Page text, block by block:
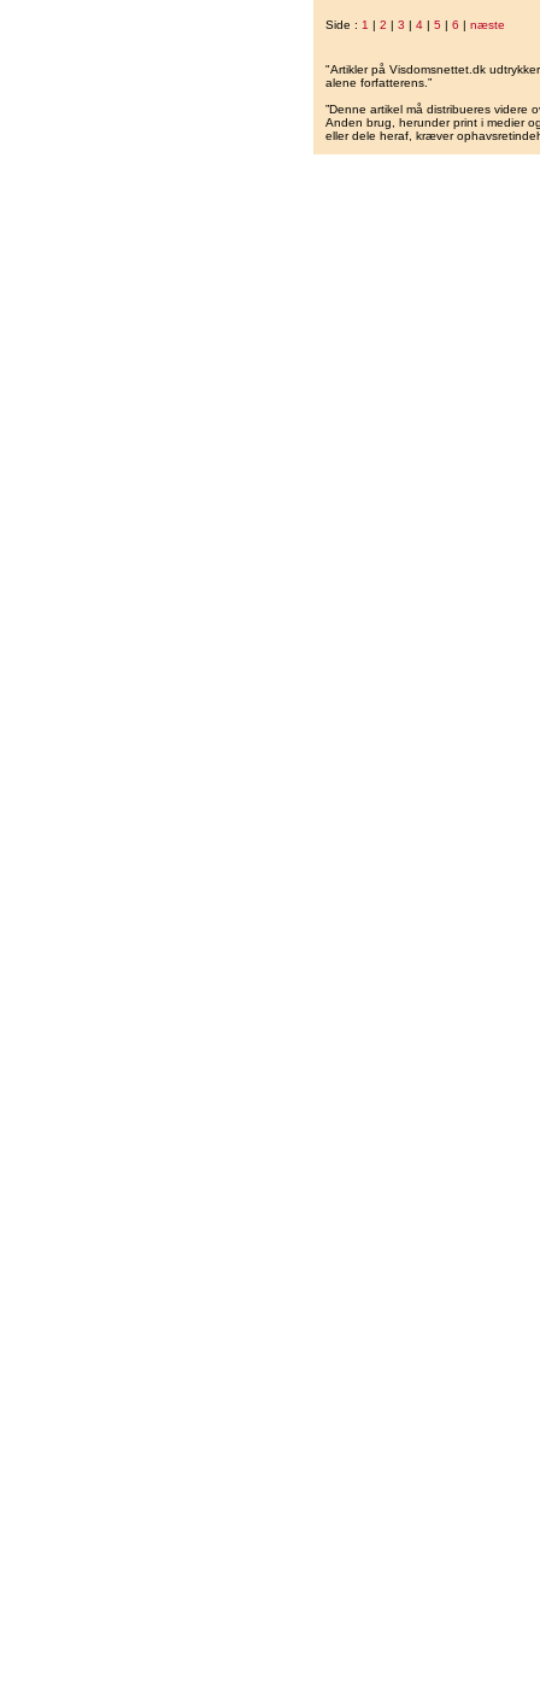
Side : 1 | 2 | 3 | 4 | 5 | 6 | næste
"Artikler på Visdomsnettet.dk
alene forfatterens.”
”Denne artikel må distribueres videre
Anden brug, herunder print i medier
eller dele heraf, kræver